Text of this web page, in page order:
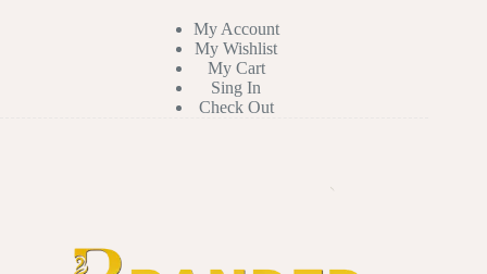
My Account
My Wishlist
My Cart
Sing In
Check Out